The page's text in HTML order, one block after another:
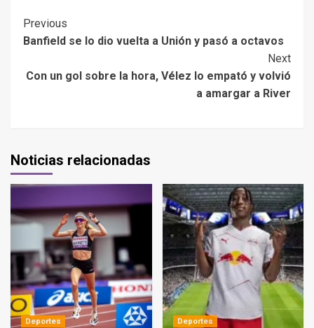
Previous
Banfield se lo dio vuelta a Unión y pasó a octavos
Next
Con un gol sobre la hora, Vélez lo empató y volvió
a amargar a River
Noticias relacionadas
Deportes Deportes